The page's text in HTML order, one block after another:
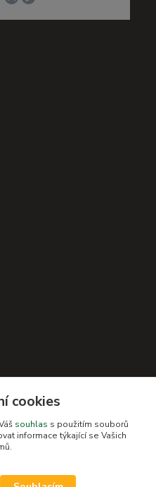
cookies
souhlas s použitím souborů
informace týkající se Vašich